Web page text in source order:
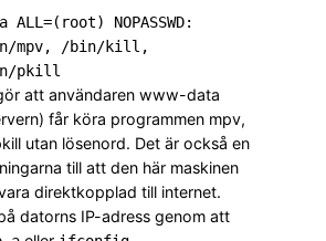
ALL=(root) NOPASSWD:
mpv, /bin/kill,
pkill
att användaren www-data
får köra programmen mpv,
utan lösenord. Det är också en
till att den här maskinen
direktkopplad till internet.
datorns IP-adress genom att